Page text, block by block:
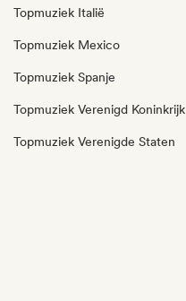
Topmuziek Italië
Topmuziek Mexico
Topmuziek Spanje
Topmuziek Verenigd Koninkrijk
Topmuziek Verenigde Staten